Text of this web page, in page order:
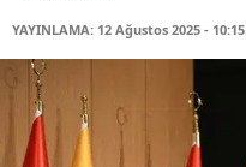
YAYINLAMA: 12 Ağustos 2025 - 10:15